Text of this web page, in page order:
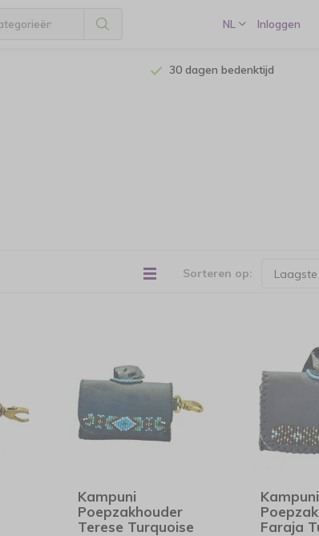
NL Inloggen
30 dagen bedenktijd
Sorteren op:
Kampuni
Poepzakhouder
Terese Turquoise
Kampuni
Faraja